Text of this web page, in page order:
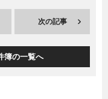
次の記事
簿の一覧へ